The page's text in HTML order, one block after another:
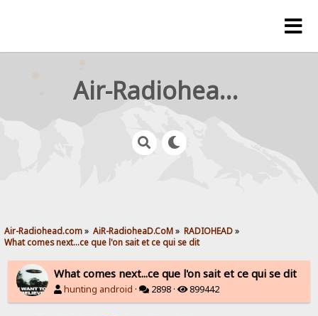
Air-Radiohead.com
Air-Radiohead.com» AiR-RadioheaD.CoM» RADIOHEAD»
What comes next...ce que l'on sait et ce qui se dit
What comes next...ce que l'on sait et ce qui se dit
hunting android · 2898 · 899442